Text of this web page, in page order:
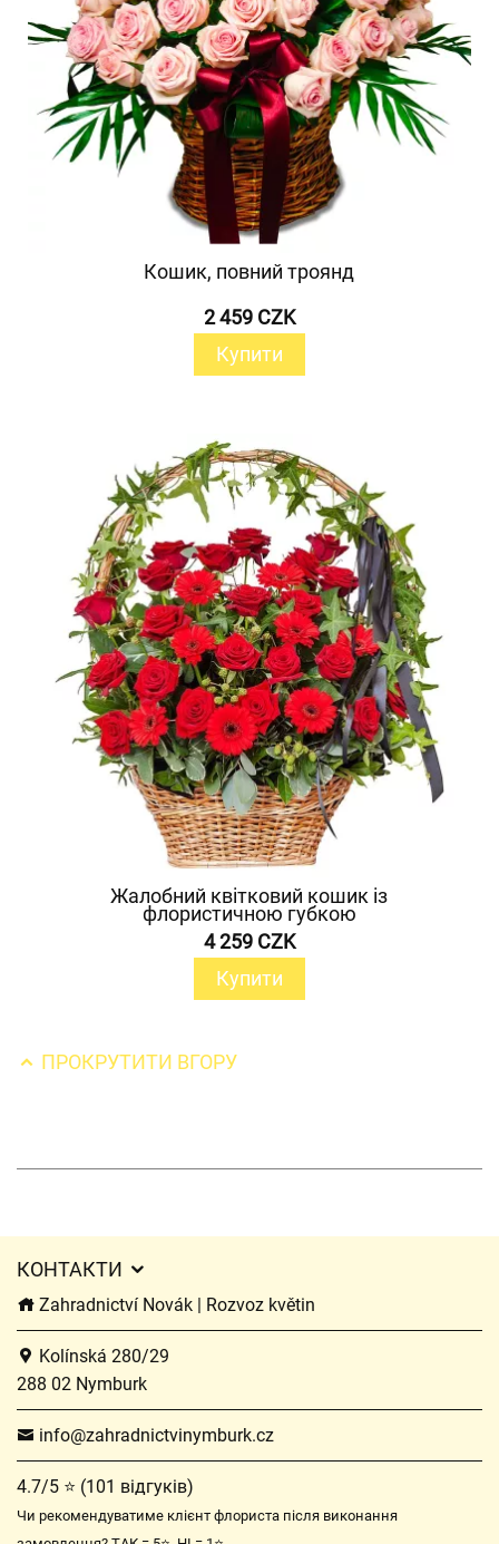
Кошик, повний троянд
2 459 CZK
Купити
Жалобний квітковий кошик із
флористичною губкою
4 259 CZK
Купити
ПРОКРУТИТИ ВГОРУ
КОНТАКТИ
Zahradnictví Novák | Rozvoz květin
Kolínská 280/29
288 02 Nymburk
info@zahradnictvinymburk.cz
4.7/5 ⭐ (101 відгуків)
Чи рекомендуватиме клієнт флориста після виконання